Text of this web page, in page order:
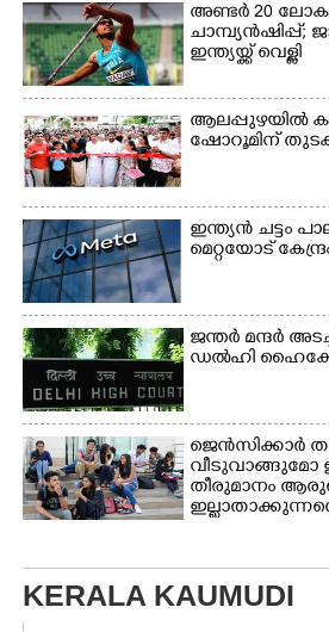
മത്സരത്തിനിടെ സിന്തറ്റിക്
ട്രാക്കിന് കുറുകെ ഓടുന്ന
നായകൾ.
അണ്ടർ 20 ലോക
ചാമ്പ്യൻഷിപ്പ്;
ഇന്ത്യയ്ക്ക് വെള്ളി
ആലപ്പുഴയിൽ
ഷോറൂമിന്
ഇന്ത്യൻ ചട്ടം
മെറ്റയോട്
ജന്ത‌‌ർ മന്ദർ
ഡൽഹി
ജെൻസിക്കാർ
വീടുവാങ്ങുമോ
തീരുമാനം
KERALA KAUMUDI